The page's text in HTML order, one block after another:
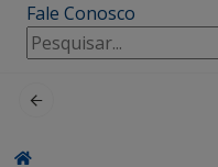
Fale Conosco
Pesquisar
por: